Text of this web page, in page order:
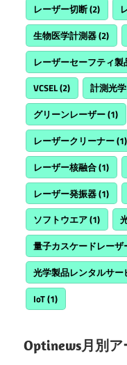
レーザー切断(2)
生物医学計測器(2)
レーザーセーフティ製
VCSEL(2) 計測光学
グリーンレーザー(1)
レーザークリーナー(1)
レーザー核融合(1)
レーザー発振器(1)
ソフトウエア(1)
量子カスケードレーザ
光学製品レンタルサー
IoT(1)
Optinews月別